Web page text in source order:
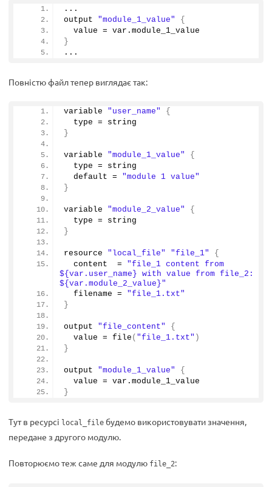
...
output "module_1_value"
{
  value = var.
module_1_value
}
...
Повністю файл тепер виглядає так:
variable "user_name"
{
  type = string
}
variable "module_1_value"
{
  type = string
  default =
"module 1 value"
}
variable "module_2_value"
{
  type = string
}
resource "local_file" "file_1"
{
  content  =
"file_1 content from
${var.user_name} with value from file_2:
${var.module_2_value}"
  filename =
"file_1.txt"
}
output "file_content"
{
  value =
file ( "file_1.txt" )
}
output "module_1_value"
{
  value = var.
module_1_value
}
Тут в ресурсі local_file будемо використовувати значення,
передане з другого модулю.
Повторюємо теж саме для модулю file_2: